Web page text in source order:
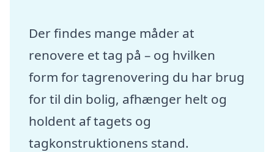
Der findes mange måder at
renovere et tag på – og hvilken
form for tagrenovering du har brug
for til din bolig, afhænger helt og
holdent af tagets og
tagkonstruktionens stand.